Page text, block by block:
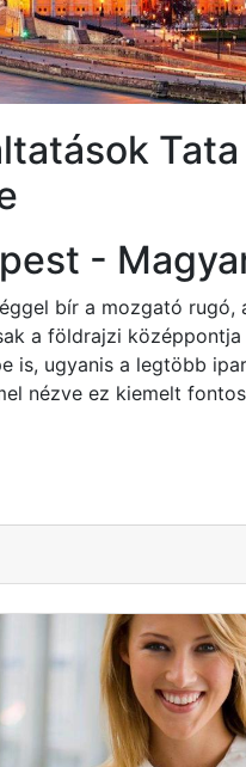
-
bír a mozgató rugó,
a földrajzi
is, ugyanis a legtöbb
nézve ez kiemelt